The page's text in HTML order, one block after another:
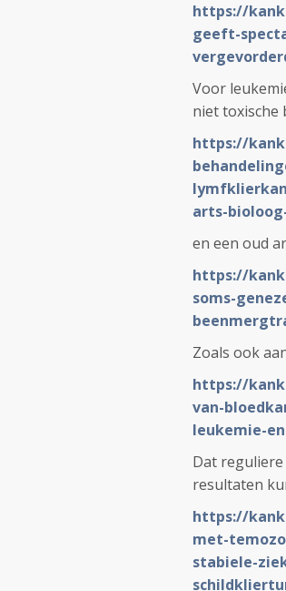
https://
geeft-
Voor
niet toxische
https://
arts-
en een oud
https://
soms-
Zoals ook
https://
van-
leukemie-
Dat
resultaten
https://
met-
stabiele-